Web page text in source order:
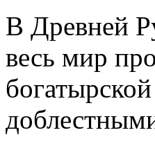
В Древней
весь мир